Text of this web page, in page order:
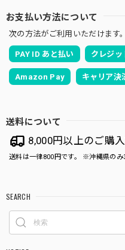
お支払い方法について
次の方法がご利用いただけます。
PAY ID あと払い クレジッ
Amazon Pay キャリア決
送料について
8,000円以上のご購
送料は一律800円です。 ※沖縄県のみ
SEARCH